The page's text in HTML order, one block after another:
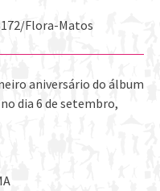
Flora-Matos
aniversário do álbum
dia 6 de setembro,